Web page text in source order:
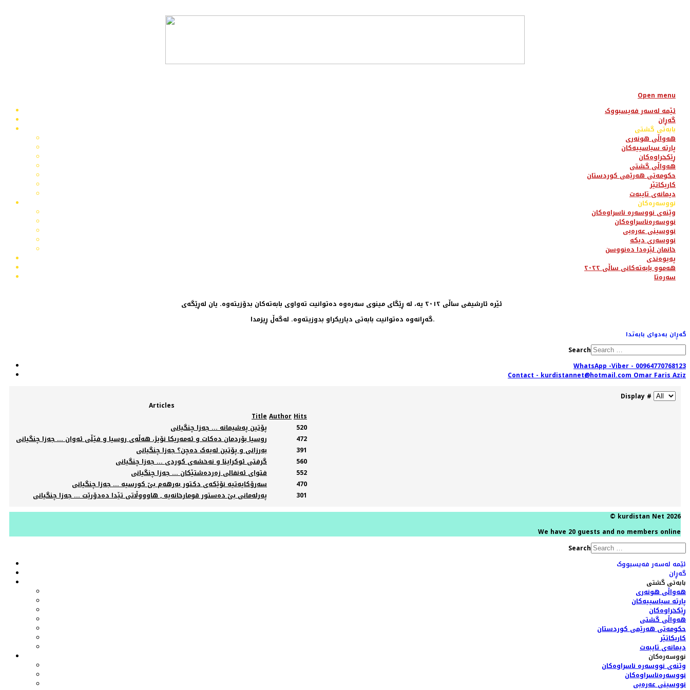
Open menu
ئێمە لەسەر فەیسبووک
گەڕان
بابەتی گشتی
هەواڵی هونەری
پارتە سیاسییەکان
ڕێکخراوەکان
هەواڵی گشتی
حکومەتی هەرێمی کوردستان
کاریکاتێر
دیمانەی تایبەت
نووسەرەکان
وێنەی نووسەرە ناسراوەکان
نووسەرەناسراوەکان
نووسینی عەرەبی
نووسەری دیکە
خانمان لێرەدا دەنووسن
پەیوەندی
هەموو بابەتەکانی ساڵی ٢٠٢٢
سەرەتا
گەڕانەوە دەتوانیت بابەتی دیاریکراو بدوزیتەوە. لەگەڵ ڕیزمدا.
گەڕان بەدوای بابەتدا
Search
WhatsApp -Viber - 00964770768123
Contact - kurdistannet@hotmail.com Omar Faris Aziz
Display #
Articles
TitleAuthorHits
پۆتین پەشیمانە ... جەزا چنگیانی
520
روسیا بۆردمان دەکات و ئەمەریکا نۆیژ، هەڵەی روسیا و فێڵی ئەوان ... جەزا چنگیانی
472
بەرزانی و پۆتین لەیەک دەچن؟ جەزا چنگیانی
391
گرفتی ئوکراینا و نەخشەی کوردی ... جەزا چنگیانی
560
فتوای ئەنفالی زەردەشتێکان ... جەزا چنگیانی
552
سەرۆکایەتیە نۆێکەی دکتور بەرهەم بێ کورسیە ... جەزا چنگیانی
470
پەرلەمانی بێ دەستور قومارخانەیە , هاوووڵاتی تێدا دەدۆرێت ... جەزا چنگیانی
301
© kurdistan Net 2026
We have 20 guests and no members online
Search
ئێمە لەسەر فەیسبووک
گەڕان
بابەتی گشتی
هەواڵی هونەری
پارتە سیاسییەکان
ڕێکخراوەکان
هەواڵی گشتی
حکومەتی هەرێمی کوردستان
کاریکاتێر
دیمانەی تایبەت
نووسەرەکان
وێنەی نووسەرە ناسراوەکان
نووسەرەناسراوەکان
نووسینی عەرەبی